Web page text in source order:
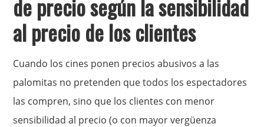
de precio según la sensibilidad
al precio de los clientes
Cuando los cines ponen precios abusivos a las
palomitas no pretenden que todos los espectadores
las compren, sino que los clientes con menor
sensibilidad al precio (o con mayor vergüenza